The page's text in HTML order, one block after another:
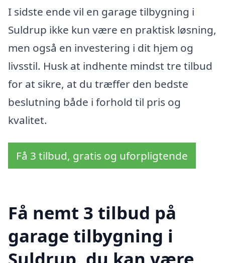
I sidste ende vil en garage tilbygning i
Suldrup ikke kun være en praktisk løsning,
men også en investering i dit hjem og
livsstil. Husk at indhente mindst tre tilbud
for at sikre, at du træffer den bedste
beslutning både i forhold til pris og
kvalitet.
Få 3 tilbud, gratis og uforpligtende
Få nemt 3 tilbud på
garage tilbygning i